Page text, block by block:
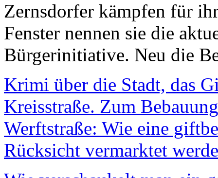
Zernsdorfer kämpfen für
Fenster nennen sie die
Bürgerinitiative. Neu die
Krimi über die Stadt, das
Kreisstraße. Zum
Werftstraße: Wie eine
Rücksicht vermarktet